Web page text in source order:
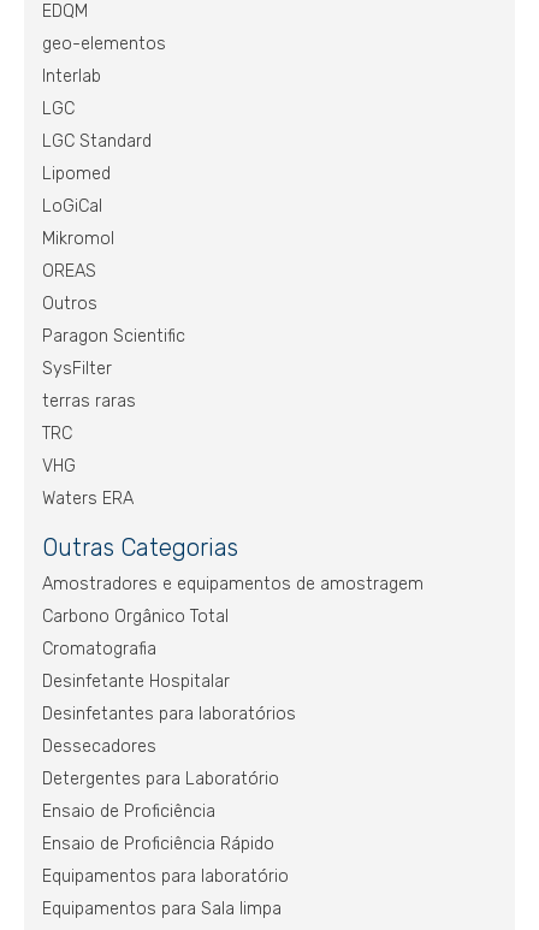
EDQM
geo-elementos
Interlab
LGC
LGC Standard
Lipomed
LoGiCal
Mikromol
OREAS
Outros
Paragon Scientific
SysFilter
terras raras
TRC
VHG
Waters ERA
Outras Categorias
Amostradores e equipamentos de amostragem
Carbono Orgânico Total
Cromatografia
Desinfetante Hospitalar
Desinfetantes para laboratórios
Dessecadores
Detergentes para Laboratório
Ensaio de Proficiência
Ensaio de Proficiência Rápido
Equipamentos para laboratório
Equipamentos para Sala limpa